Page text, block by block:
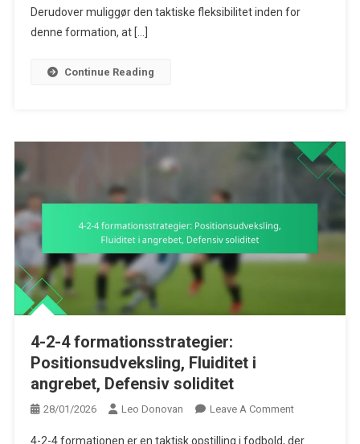
Fleksibilitet
Derudover muliggør den taktiske fleksibilitet inden for
denne formation, at […]
Continue Reading
4-2-4 formationsstrategier:
Positionsudveksling, Fluiditet i
angrebet, Defensiv soliditet
28/01/2026 Leo Donovan Leave A CommentOn
4-2-4 formationen er en taktisk opstilling i fodbold, der